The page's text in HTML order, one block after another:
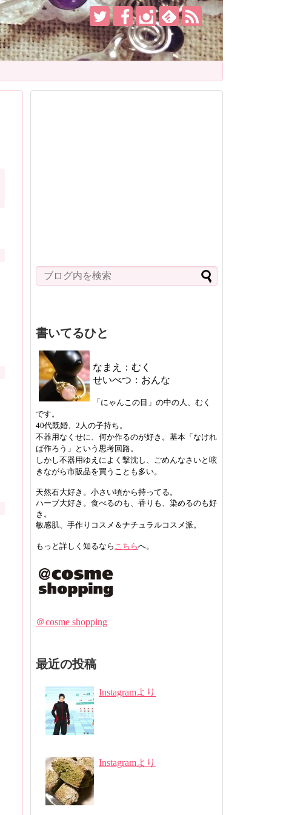
書いてるひと
なまえ：むく
せいべつ：おんな
「にゃんこの目」の中の人、むく
です。
40代既婚、2人の子持ち。
不器用なくせに、何か作るのが好き。基本「なけれ
ば作ろう」という思考回路。
しかし不器用ゆえによく撃沈し、ごめんなさいと呟
きながら市販品を買うことも多い。
天然石大好き。小さい頃から持ってる。
ハーブ大好き。食べるのも、香りも、染めるのも好
き。
敏感肌、手作りコスメ＆ナチュラルコスメ派。
もっと詳しく知るなら こちらへ。
＠cosme shopping
最近の投稿
Instagramより
Instagramより